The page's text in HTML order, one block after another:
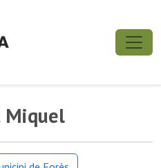
Miquel